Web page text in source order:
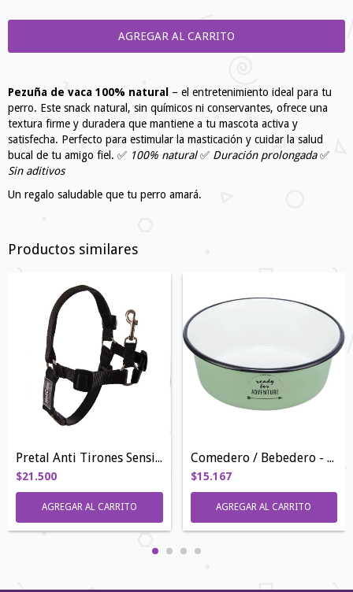
Pezuña de vaca 100% natural – el entretenimiento ideal para tu
perro. Este snack natural, sin químicos ni conservantes, ofrece una
textura firme y duradera que mantiene a tu mascota activa y
satisfecha. Perfecto para estimular la masticación y cuidar la salud
bucal de tu amigo fiel. ✅ 100% natural✅ Duración prolongada✅
Sin aditivos
Un regalo saludable que tu perro amará.
Productos similares
Pretal Anti Tirones Sensible
$21.500
AGREGAR AL CARRITO
Comedero / Bebedero - Antideslizante
$15.167
AGREGAR AL CARRITO